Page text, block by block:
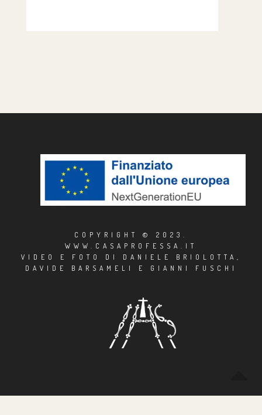
COPYRIGHT © 2023.
WWW.CASAPROFESSA.IT
VIDEO E FOTO DI DANIELE BRIOLOTTA,
DAVIDE BARSAMELI E GIANNI FUSCHI